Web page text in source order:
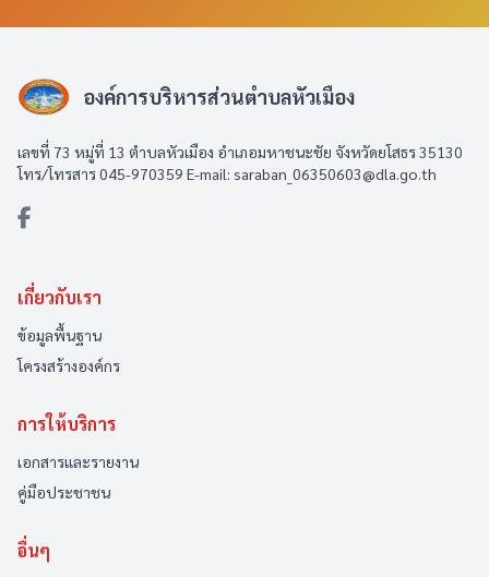
องค์การบริหารส่วนตำบลหัวเมือง
เลขที่ 73 หมู่ที่ 13 ตำบลหัวเมือง อำเภอมหาชนะชัย จังหวัดยโสธร 35130
โทร/โทรสาร 045-970359 E-mail: saraban_06350603@dla.go.th
เกี่ยวกับเรา
ข้อมูลพื้นฐาน
โครงสร้างองค์กร
การให้บริการ
เอกสารและรายงาน
คู่มือประชาชน
อื่นๆ